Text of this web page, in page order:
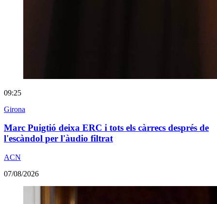
09:25
Girona
Marc Puigtió deixa ERC i tots els càrrecs després de
l'escàndol per l'àudio filtrat
ACN
07/08/2026